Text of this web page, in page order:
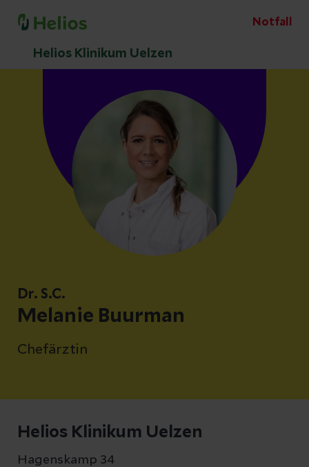
Notfall
Helios Klinikum Uelzen
Dr. S.C.
Melanie Buurman
Chefärztin
Helios Klinikum Uelzen
Hagenskamp 34